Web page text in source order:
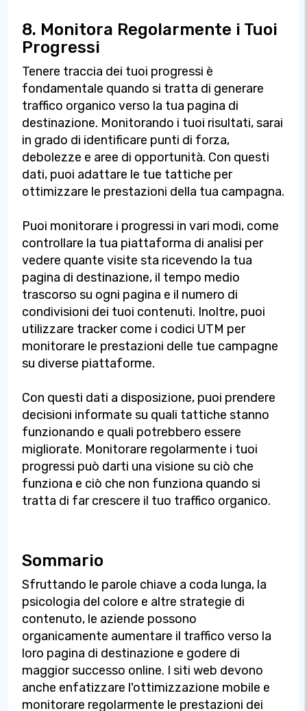
8. Monitora Regolarmente i Tuoi
Progressi
Tenere traccia dei tuoi progressi è
fondamentale quando si tratta di generare
traffico organico verso la tua pagina di
destinazione. Monitorando i tuoi risultati, sarai
in grado di identificare punti di forza,
debolezze e aree di opportunità. Con questi
dati, puoi adattare le tue tattiche per
ottimizzare le prestazioni della tua campagna.
Puoi monitorare i progressi in vari modi, come
controllare la tua piattaforma di analisi per
vedere quante visite sta ricevendo la tua
pagina di destinazione, il tempo medio
trascorso su ogni pagina e il numero di
condivisioni dei tuoi contenuti. Inoltre, puoi
utilizzare tracker come i codici UTM per
monitorare le prestazioni delle tue campagne
su diverse piattaforme.
Con questi dati a disposizione, puoi prendere
decisioni informate su quali tattiche stanno
funzionando e quali potrebbero essere
migliorate. Monitorare regolarmente i tuoi
progressi può darti una visione su ciò che
funziona e ciò che non funziona quando si
tratta di far crescere il tuo traffico organico.
Sommario
Sfruttando le parole chiave a coda lunga, la
psicologia del colore e altre strategie di
contenuto, le aziende possono
organicamente aumentare il traffico verso la
loro pagina di destinazione e godere di
maggior successo online. I siti web devono
anche enfatizzare l'ottimizzazione mobile e
monitorare regolarmente le prestazioni dei